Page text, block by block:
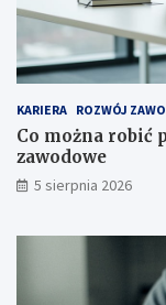
KARIERA ROZWÓJ
Co można
zawodowe
5 sierpnia 2026